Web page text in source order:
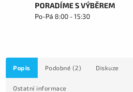
PORADÍME S VÝBĚREM
Po-Pá 8:00 - 15:30
Popis Podobné (2) Diskuze
Ostatní informace